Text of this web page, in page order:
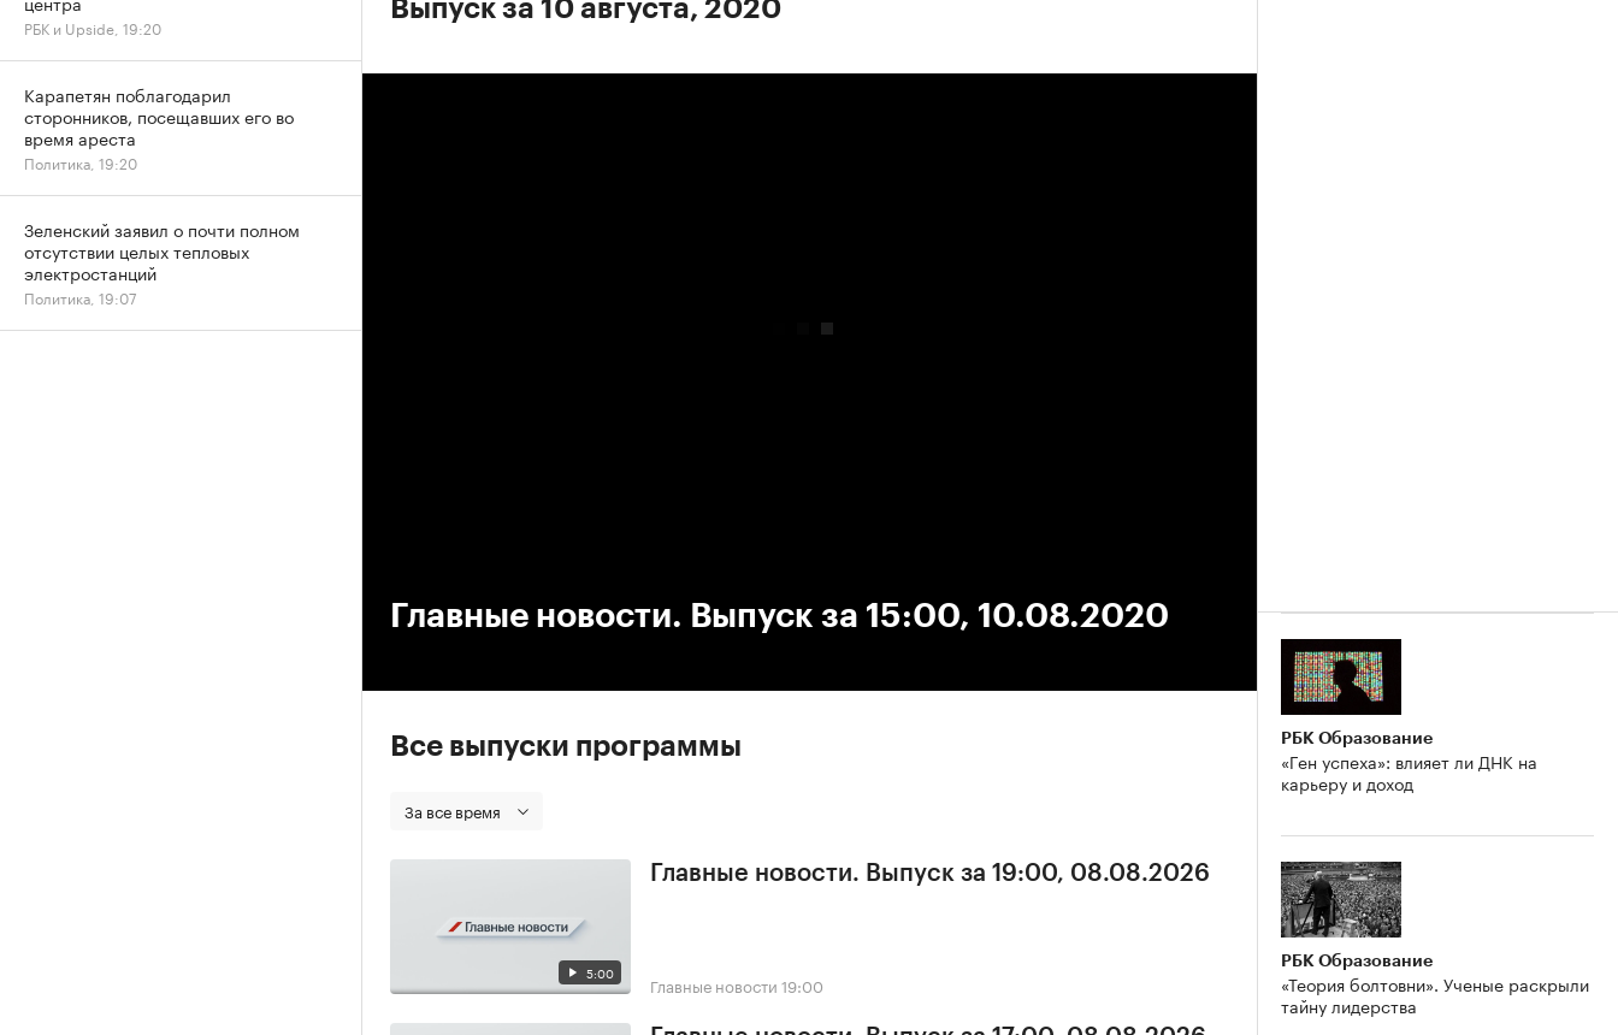
Выпуск за 10 августа, 2020
Главные новости. Выпуск за 15:00, 10.08.2020
Все выпуски программы
За все время
5:00
Главные новости. Выпуск за 19:00, 08.08.2026
Главные новости 19:00
РБК Образование
«Ген успеха»: влияет ли ДНК на
карьеру и доход
РБК Образование
«Теория болтовни». Ученые раскрыли
тайну лидерства
РБК и Upside, 19:20
Карапетян поблагодарил
сторонников, посещавших его во
время ареста
Политика, 19:20
Зеленский заявил о почти полном
отсутствии целых тепловых
электростанций
Политика, 19:07